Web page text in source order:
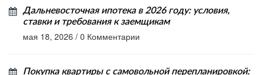
Дальневосточная ипотека в 2026 году: условия,
ставки и требования к заемщикам
мая 18, 2026 / 0 Комментарии
Покупка квартиры с самовольной перепланировкой: